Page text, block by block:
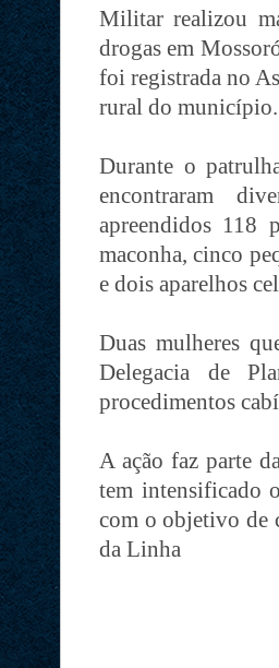
Militar realizou
drogas em
foi registrada no
rural do município.
Durante o
encontraram
apreendidos 118
maconha, cinco
e dois aparelhos
Duas mulheres
Delegacia de
procedimentos
A ação faz parte
tem intensificado
com o objetivo de
da Linha